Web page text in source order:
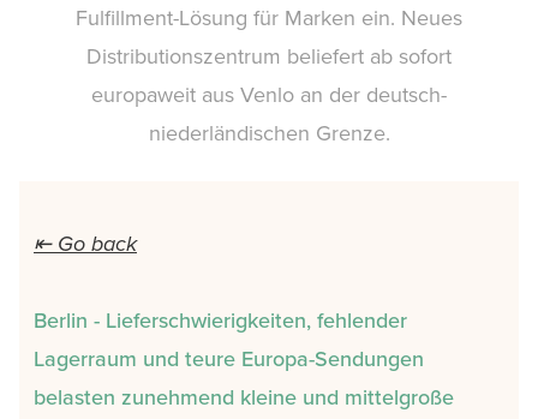
Fulfillment-Lösung für Marken ein. Neues
Distributionszentrum beliefert ab sofort
europaweit aus Venlo an der deutsch-
niederländischen Grenze.
⇤ Go back
Berlin - Lieferschwierigkeiten, fehlender
Lagerraum und teure Europa-Sendungen
belasten zunehmend kleine und mittelgroße